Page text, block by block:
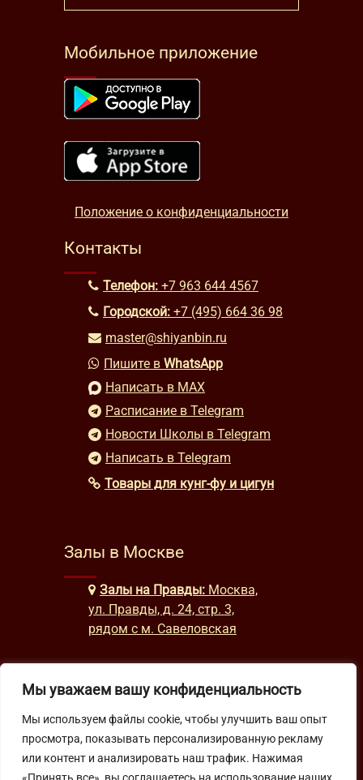
Мы уважаем вашу конфиденциальность
Мы используем файлы cookie, чтобы улучшить ваш опыт
просмотра, показывать персонализированную рекламу
или контент и анализировать наш трафик. Нажимая
Мобильное приложение
Положение о конфиденциальности
Контакты
Телефон: +7 963 644 4567
Городской: +7 (495) 664 36 98
master@shiyanbin.ru
Пишите в WhatsApp
Написать в MAX
Расписание в Telegram
Новости Школы в Telegram
Написать в Telegram
Товары для кунг-фу и цигун
Залы в Москве
Залы на Правды: Москва,
ул. Правды, д. 24, стр. 3,
рядом с м. Савеловская
Часы работы
будни: с 9:00 до 22:00
выходные: с 10:00 до 19:30